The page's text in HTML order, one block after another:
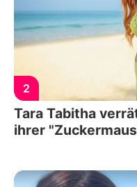
2
Tara Tabitha
ihrer